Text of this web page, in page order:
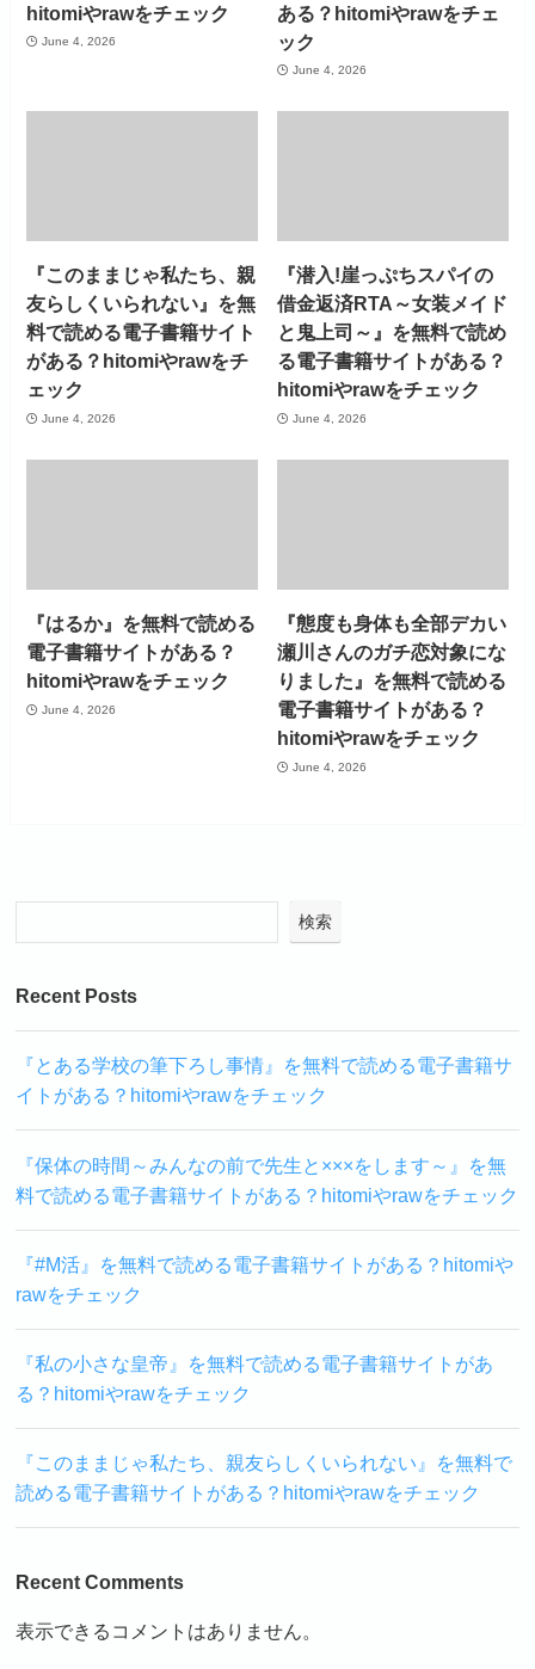
hitomiやrawをチェック
June 4, 2026
ある？hitomiやrawをチェ
ック
June 4, 2026
『このままじゃ私たち、親
友らしくいられない』を無
料で読める電子書籍サイト
がある？hitomiやrawをチ
ェック
June 4, 2026
『潜入!崖っぷちスパイの
借金返済RTA～女装メイド
と鬼上司～』を無料で読め
る電子書籍サイトがある？
hitomiやrawをチェック
June 4, 2026
『はるか』を無料で読める
電子書籍サイトがある？
hitomiやrawをチェック
June 4, 2026
『態度も身体も全部デカい
瀬川さんのガチ恋対象にな
りました』を無料で読める
電子書籍サイトがある？
hitomiやrawをチェック
June 4, 2026
検索
Recent Posts
『とある学校の筆下ろし事情』を無料で読める電子書籍サ
イトがある？hitomiやrawをチェック
『保体の時間～みんなの前で先生と×××をします～』を無
料で読める電子書籍サイトがある？hitomiやrawをチェック
『#M活』を無料で読める電子書籍サイトがある？hitomiや
rawをチェック
『私の小さな皇帝』を無料で読める電子書籍サイトがあ
る？hitomiやrawをチェック
『このままじゃ私たち、親友らしくいられない』を無料で
読める電子書籍サイトがある？hitomiやrawをチェック
Recent Comments
表示できるコメントはありません。